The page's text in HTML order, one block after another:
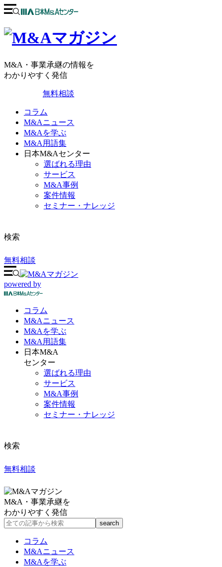
M&A・事業承継の情報を
わかりやすく発信
無料相談
コラム
M&Aニュース
M&Aを学ぶ
M&A用語集
日本M&Aセンター
選ばれる理由
サービス
M&A事例
案件情報
セミナー・ナレッジ
検索
無料相談
powered by
コラム
M&Aニュース
M&Aを学ぶ
M&A 用語集
日本M&A
センター
選ばれる理由
サービス
M&A事例
案件情報
セミナー・ナレッジ
検索
無料相談
M&A・事業承継を
わかりやすく発信
コラム
M&Aニュース
M&Aを学ぶ